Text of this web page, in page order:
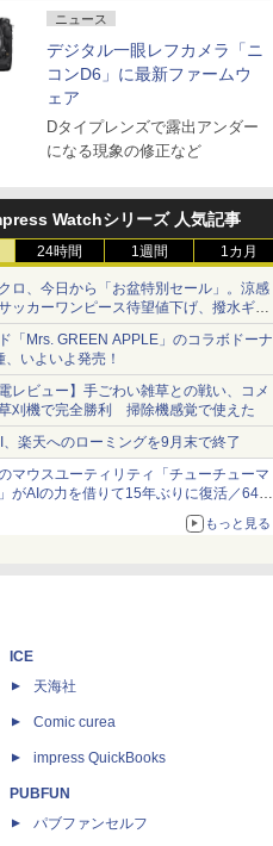
ニュース
デジタル一眼レフカメラ「ニ
コンD6」に最新ファームウ
ェア
Dタイプレンズで露出アンダー
になる現象の修正など
Watchシリーズ 人気記事
24時間 1週間 1カ月
ロ、今日から「お盆特別セール」。涼感
ッカーワンピース待望値下げ、撥水ギア
ツは1990円に
「Mrs. GREEN APPLE」のコラボドーナ
、いよいよ発売！
電レビュー】手ごわい雑草との戦い、コメ
刈機で完全勝利 掃除機感覚で使えた
、楽天へのローミングを9月末で終了
マウスユーティリティ「チューチューマ
がAIの力を借りて15年ぶりに復活／64bit
Windows 10/11、「Chrome」も走り回
復活記念で2026年末まで500円
もっと見る
ICE
天海社
Comic curea
impress QuickBooks
PUBFUN
パブファンセルフ